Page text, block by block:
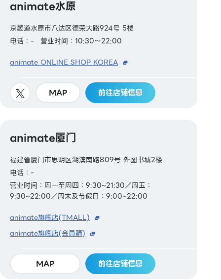
animate水原
京畿道水原市八达区德荣大路924号 5楼
电话：-
营业时间：10:30～22:00
animate ONLINE SHOP KOREA
MAP 前往店铺信息
animate厦门
福建省厦门市思明区湖滨南路809号 外图书城2楼
电话：-
营业时间：周一至周四：9:30~21:30／周五：
9:30~22:00／周末及节假日：9:00~22:00
animate旗艦店(TMALL)
animate旗艦店(会員購)
MAP 前往店铺信息